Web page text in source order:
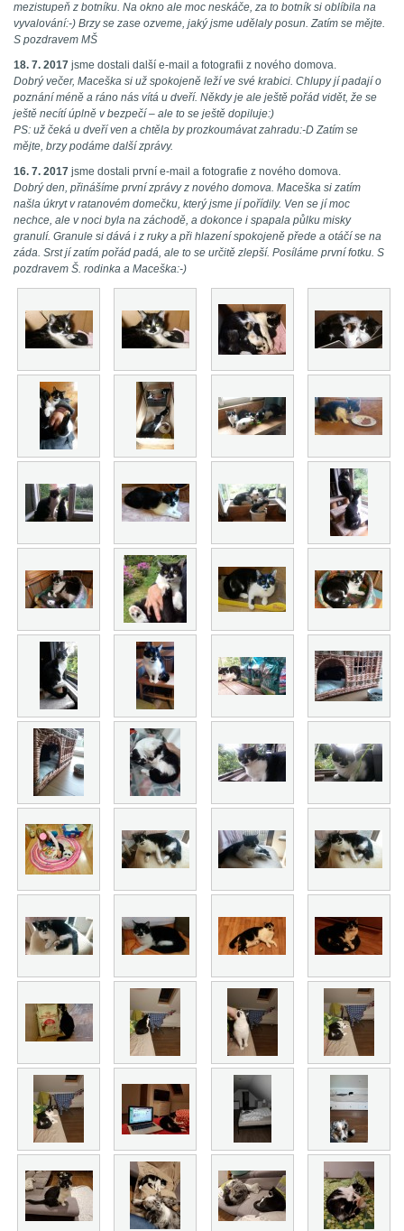
mezistupeň z botníku. Na okno ale moc neskáče, za to botník si oblíbila na
vyvalování:-) Brzy se zase ozveme, jaký jsme udělaly posun. Zatím se mějte.
S pozdravem MŠ
18. 7. 2017 jsme dostali další e-mail a fotografii z nového domova.
Dobrý večer, Maceška si už spokojeně leží ve své krabici. Chlupy jí padají o
poznání méně a ráno nás vítá u dveří. Někdy je ale ještě pořád vidět, že se
ještě necítí úplně v bezpečí – ale to se ještě dopiluje:)
PS: už čeká u dveří ven a chtěla by prozkoumávat zahradu:-D Zatím se
mějte, brzy podáme další zprávy.
16. 7. 2017 jsme dostali první e-mail a fotografie z nového domova.
Dobrý den, přinášíme první zprávy z nového domova. Maceška si zatím
našla úkryt v ratanovém domečku, který jsme jí pořídily. Ven se jí moc
nechce, ale v noci byla na záchodě, a dokonce i spapala půlku misky
granulí. Granule si dává i z ruky a při hlazení spokojeně přede a otáčí se na
záda. Srst jí zatím pořád padá, ale to se určitě zlepší. Posíláme první fotku. S
pozdravem Š. rodinka a Maceška:-)